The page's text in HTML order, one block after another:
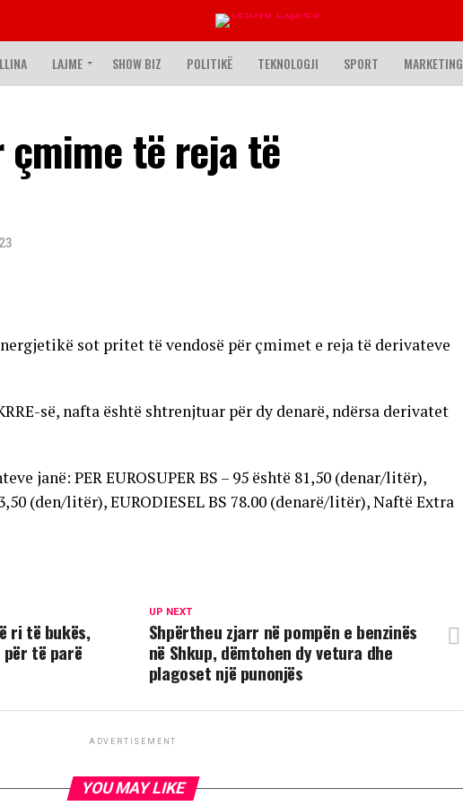
LAJME SHOW BIZ POLITIKË TEKNOLOGJI SPORT MARKETING
çmime të reja të
sot pritet të vendosë për çmimet e reja të derivateve
së, nafta është shtrenjtuar për dy denarë, ndërsa derivatet
janë: PER EUROSUPER BS – 95 është 81,50 (denar/litër),
(den/litër), EURODIESEL BS 78.00 (denarë/litër), Naftë Extra
UP NEXT
Shpërtheu zjarr në pompën e benzinës
në Shkup, dëmtohen dy vetura dhe
plagoset një punonjës
ri të bukës,
të parë
ADVERTISEMENT
YOU MAY LIKE